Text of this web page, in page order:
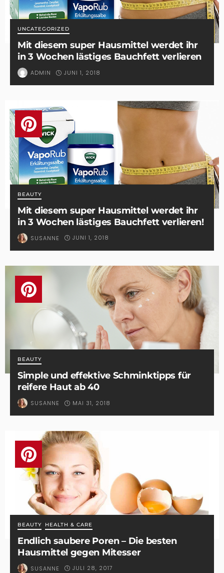
UNCATEGORIZED
Mit diesem super Hausmittel werdet ihr
in 3 Wochen lästiges Bauchfett verlieren
ADMIN JUNI 1, 2018
BEAUTY
Mit diesem super Hausmittel werdet ihr
in 3 Wochen lästiges Bauchfett verlieren!
SUSANNE JUNI 1, 2018
BEAUTY
Simple und effektive Schminktipps für
reifere Haut ab 40
SUSANNE MAI 31, 2018
BEAUTY HEALTH & CARE
Endlich saubere Poren – Die besten
Hausmittel gegen Mitesser
SUSANNE JULI 28, 2017